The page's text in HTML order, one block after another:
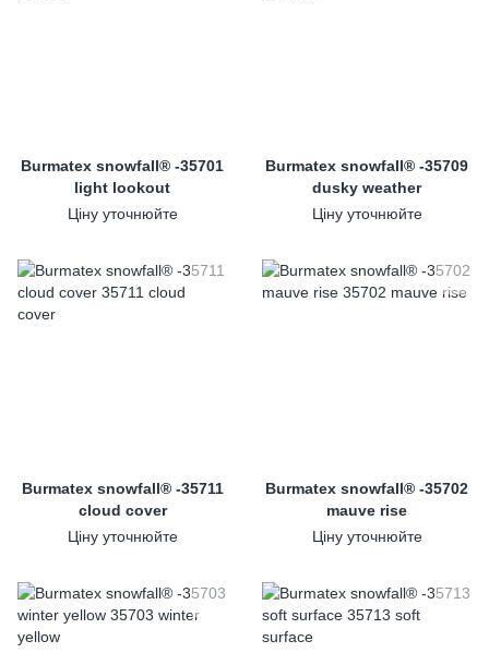
Burmatex snowfall® -35701
light lookout
Ціну уточнюйте
Burmatex snowfall® -35709
dusky weather
Ціну уточнюйте
Burmatex snowfall® -35711
cloud cover
Ціну уточнюйте
Burmatex snowfall® -35702
mauve rise
Ціну уточнюйте